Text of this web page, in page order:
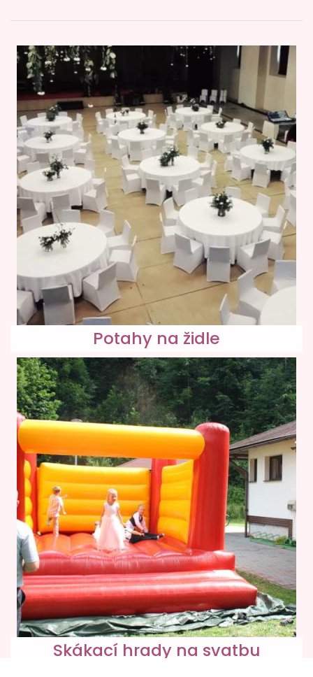
Potahy na židle
Skákací hrady na svatbu